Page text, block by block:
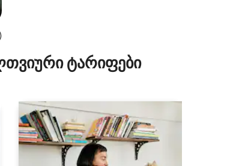
შეფასებაა 5‑დან 5, 6 მიმოხილვა
ტარიფები